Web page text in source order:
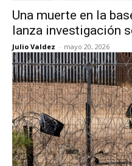
Una muerte en la
lanza investigación
Julio Valdez - mayo 20, 2026